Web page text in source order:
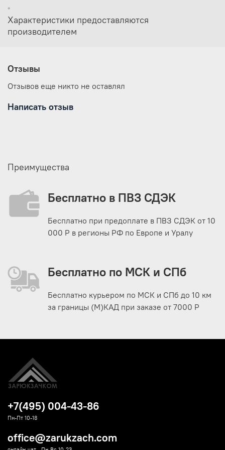
Тип сборки
*
Характеристики предоставляются
производителем
Отзывы
Отзывов еще никто не оставлял
Написать отзыв
Преимущества
Бесплатно в ПВЗ СДЭК
Бесплатно при предоплате в ПВЗ СДЭК от 10
000 Р в регионы РФ по Европе и Уралу
Бесплатно по МСК и СПб
Бесплатно курьером по МСК и СПб до 10 км
за границы (М)КАД при заказе от 7000 Р
+7(495) 004-43-86
Пн-Пт 10-18
office@zarukzach.com